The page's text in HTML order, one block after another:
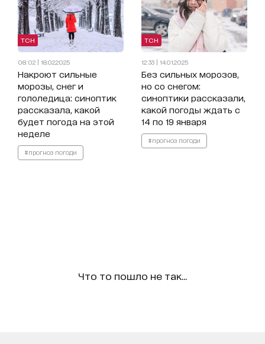
ТСН
08:02 | 18.02.2025
Накроют сильные
морозы, снег и
гололедица: синоптик
рассказала, какой
будет погода на этой
неделе
#прогноз погоди
ТСН
12:33 | 14.01.2025
Без сильных морозов,
но со снегом:
синоптики рассказали,
какой погоды ждать с
14 по 19 января
#прогноз погоди
Что то пошло не так...